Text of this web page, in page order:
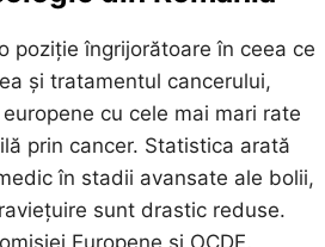
poziție îngrijorătoare în ceea ce
și tratamentul cancerului,
cu cele mai mari rate
prin cancer. Statistica arată
în stadii avansate ale bolii,
sunt drastic reduse.